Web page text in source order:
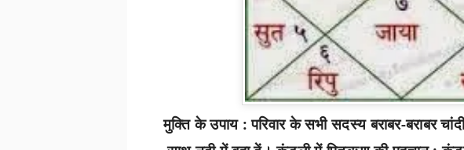
मुक्ति के उपाय : परिवार के सभी सदस्य बराबर-बराबर